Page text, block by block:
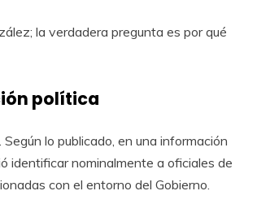
la verdadera pregunta es por qué
política
lo publicado, en una información
identificar nominalmente a oficiales de
con el entorno del Gobierno.